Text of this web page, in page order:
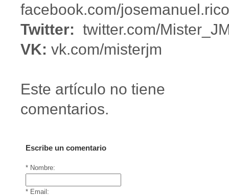
facebook.com/
Twitter: twitter.com/
VK: vk.com/misterjm
Este artículo no tiene
comentarios.
Escribe un comentario
* Nombre:
* Email: